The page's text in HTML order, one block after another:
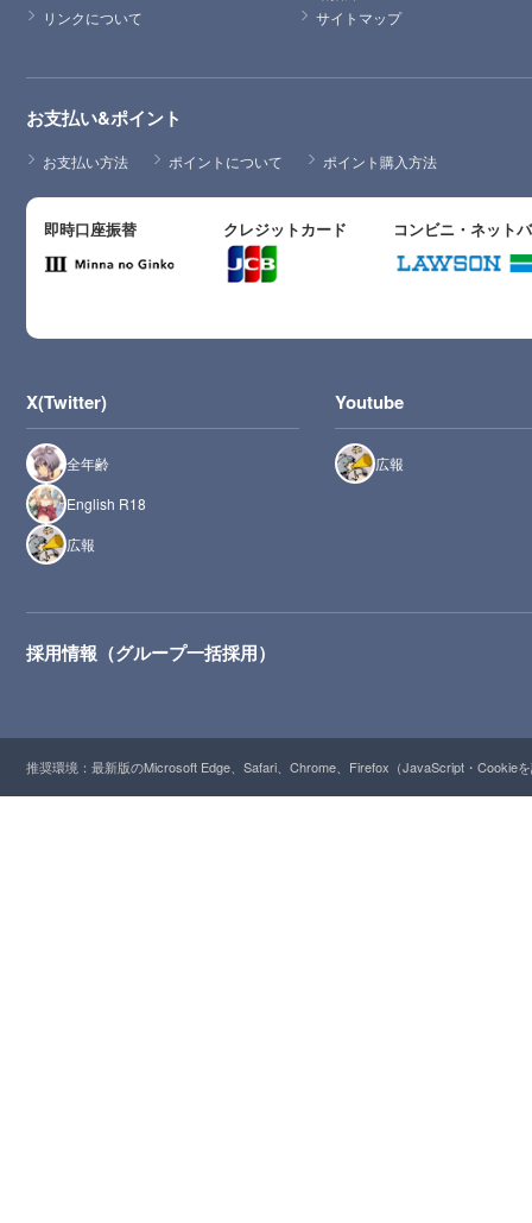
リンクについて
サイトマップ
お支払い&ポイント
お支払い方法 ポイントについて ポイント購入方法
即時口座振替 クレジットカード コンビニ・ネット
X(Twitter)
全年齢
English R18
広報
Youtube
広報
採用情報（グループ一括採用）
推奨環境：最新版のMicrosoft Edge、Safari、Chrome、Firefox（JavaScript・Cookie